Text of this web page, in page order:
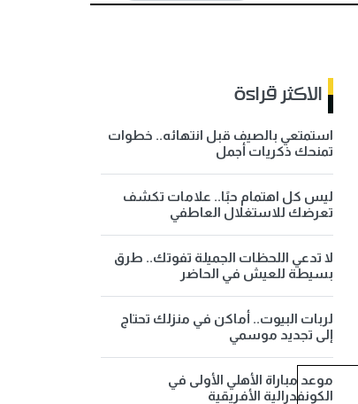
الاكثر قراءة
استمتعي بالصيف قبل انتهائه.. خطوات
تمنحك ذكريات أجمل
ليس كل اهتمام حبًا.. علامات تكشف
تعرضك للاستغلال العاطفي
لا تدعي اللحظات الجميلة تفوتك.. طرق
بسيطة للعيش في الحاضر
لربات البيوت.. أماكن في منزلك تحتاج
إلى تجديد موسمي
موعد مباراة الأهلي الأولى في
الكونفدرالية الأفريقية